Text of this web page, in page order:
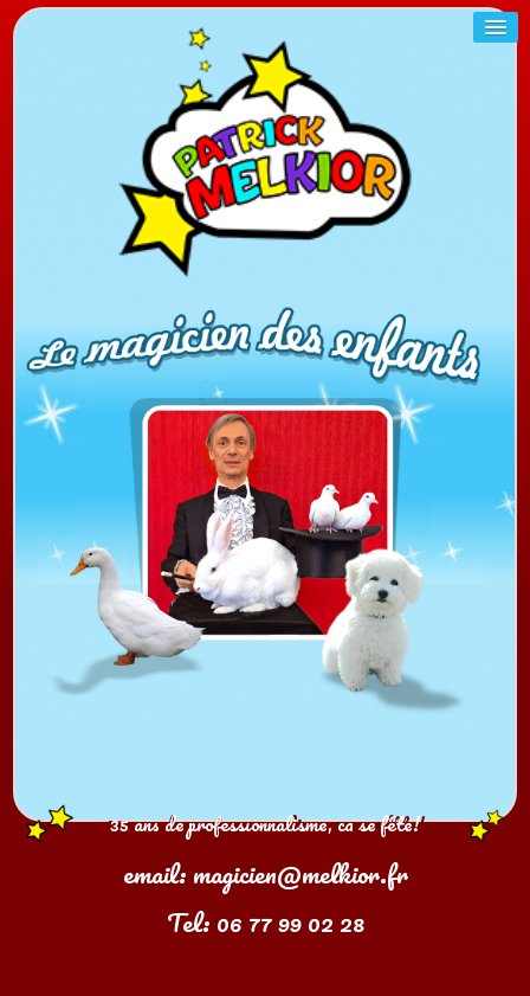
35 ans de professionnalisme, ca se fête!
35 ans de professionnalisme, ca se fête!
email: magicien@melkior.fr
Tel: 06 77 99 02 28